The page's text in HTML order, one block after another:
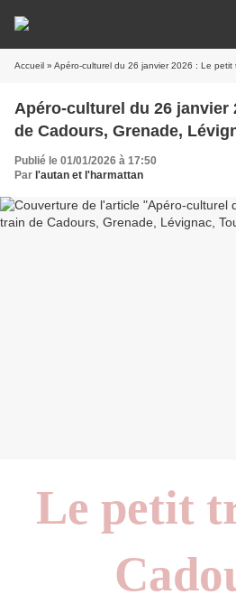
Accueil » Apéro-culturel du 26 janvier 2026 : Le petit train
Apéro-culturel du 26 janvier
de Cadours, Grenade,
Publié le 01/01/2026 à 17:50
Par l'autan et l'harmattan
Le petit